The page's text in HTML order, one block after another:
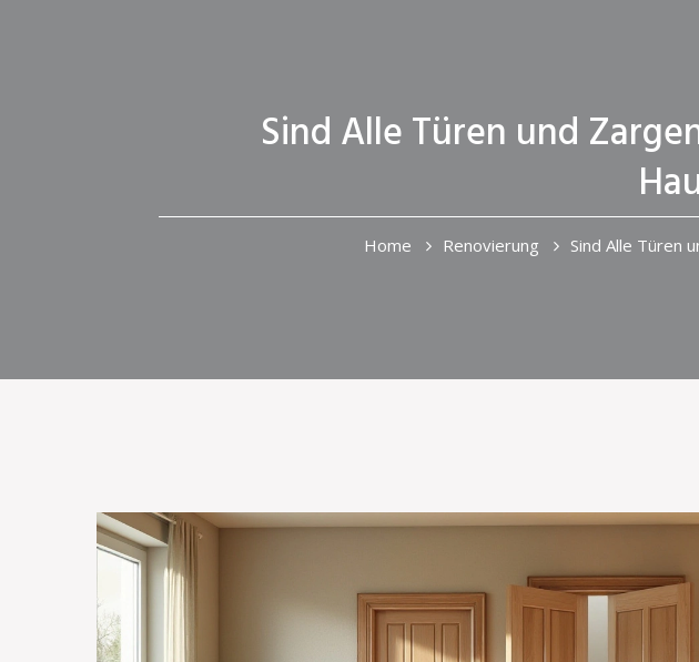
Sind Alle Türen und
Home Renovierung Sind Alle Türen